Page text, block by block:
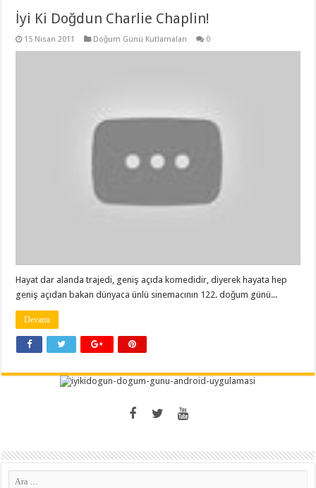
İyi Ki Doğdun Charlie Chaplin!
15 Nisan 2011 Doğum Günü Kutlamaları 0
Hayat dar alanda trajedi, geniş açıda komedidir, diyerek hayata hep
geniş açıdan bakan dünyaca ünlü sinemacının 122. doğum günü...
Devamı